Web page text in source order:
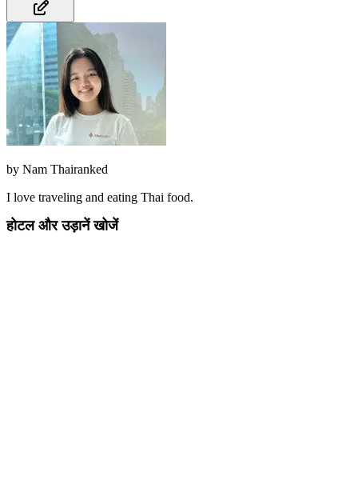
by Nam Thairanked
I love traveling and eating Thai food.
होटल और उड़ानें खोजें